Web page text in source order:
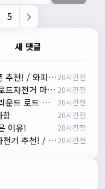
새 댓글
라이딩용 무선 이어폰 추천! / 와피크 RS3 리뷰20시간전
트렉의 신형 에어로 로드자전거 마돈 SLR 9 실물 리뷰 20시간전
흑마 간지 풀카본 올라운드 로드 자전거 가성비 2021 메리다 스컬트라 4000/105구동계 유압식 디스크 브레이크 20시간전
항 20시간전
이유! 20시간전
오늘의 입문용 로드자전거 추천! / 자바 라피다20시간전
딩 하시기 바랍니
하루 보내세요~~
5